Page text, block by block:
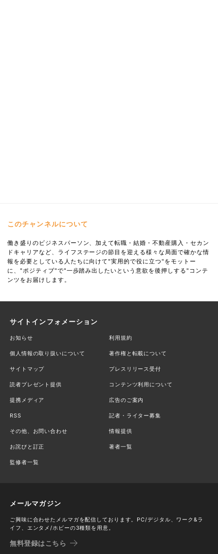
このチャンネルについて
働き盛りのビジネスパーソン、加えて転職・結婚・不動産購入・セカン
ドキャリアなど、ライフステージの節目を迎える様々な局面で確かな情
報を必要としている人たちに向けて"実用的で役に立つ"をモットー
に、"ポジティブ"で"一歩踏み出したいという意欲を後押しする"コンテ
ンツをお届けします。
サイトインフォメーション
お知らせ 利用規約
個人情報の取り扱いについて 著作権と転載について
サイトマップ プレスリリース受付
読者プレゼント提供 コンテンツ利用について
提携メディア 広告のご案内
RSS 記者・ライター募集
その他、お問い合わせ 情報提供
お詫びと訂正 著者一覧
監修者一覧
メールマガジン
ご興味に合わせたメルマガを配信しております。PC/デジタル、ワーク&ラ
イフ、エンタメ/ホビーの3種類を用意。
無料登録はこちら